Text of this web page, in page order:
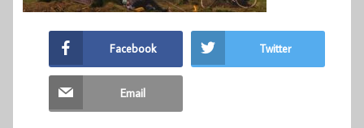
Facebook Twitter
Email